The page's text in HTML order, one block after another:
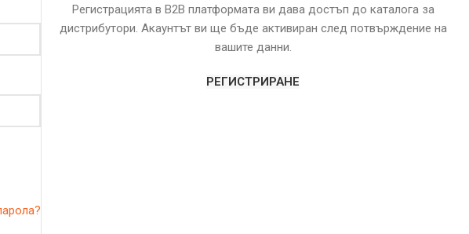
Регистрацията в B2B платформата ви дава достъп до каталога за
дистрибутори. Акаунтът ви ще бъде активиран след потвърждение на
вашите данни.
РЕГИСТРИРАНЕ